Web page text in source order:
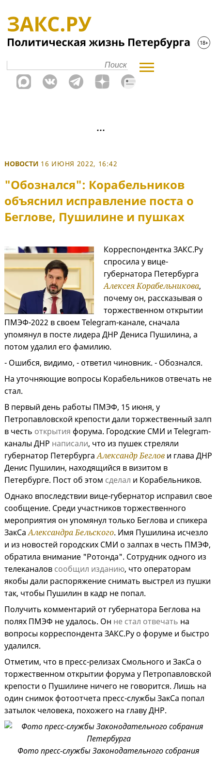
НОВОСТИ 16 ИЮНЯ 2022, 16:42
"Обознался": Корабельников
объяснил исправление поста о
Беглове, Пушилине и пушках
Корреспондентка ЗАКС.Ру
спросила у вице-
губернатора Петербурга
Алексея Корабельникова,
почему он, рассказывая о
торжественном открытии
ПМЭФ-2022 в своем Telegram-канале, сначала
упомянул в посте лидера ДНР Дениса Пушилина, а
потом удалил его фамилию.
- Ошибся, видимо, - ответил чиновник. - Обознался.
На уточняющие вопросы Корабельников отвечать не
стал.
В первый день работы ПМЭФ, 15 июня, у
Петропавловской крепости дали торжественный залп
в честь открытия форума. Городские СМИ и Telegram-
каналы ДНР написали, что из пушек стреляли
губернатор ПетербургаАлександр Беглов и глава ДНР
Денис Пушилин, находящийся в визитом в
Петербурге. Пост об этом сделал и Корабельников.
Однако впоследствии вице-губернатор исправил свое
сообщение. Среди участников торжественного
мероприятия он упомянул только Беглова и спикера
ЗакСаАлександра Бельского. Имя Пушилина исчезло
и из новостей городских СМИ о залпах в честь ПМЭФ,
обратила внимание "Ротонда". Сотрудник одного из
телеканалов сообщил изданию, что операторам
якобы дали распоряжение снимать выстрел из пушки
так, чтобы Пушилин в кадр не попал.
Получить комментарий от губернатора Беглова на
полях ПМЭФ не удалось. Он не стал отвечать на
вопросы корреспондента ЗАКС.Ру о форуме и быстро
удалился.
Отметим, что в пресс-релизах Смольного и ЗакСа о
торжественном открытии форума у Петропавловской
крепости о Пушилине ничего не говорится. Лишь на
один снимок фотоотчета пресс-службы ЗакСа попал
затылок человека, похожего на главу ДНР.
Фото пресс-службы Законодательного собрания